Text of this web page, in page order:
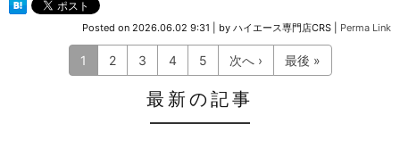
Posted on 2026.06.02 9:31 by ハイエース専門店CRS Perma Link
1 2 3 4 5 次へ › 最後 »
最新の記事